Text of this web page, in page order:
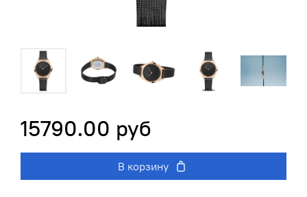
15790.00 руб
В корзину